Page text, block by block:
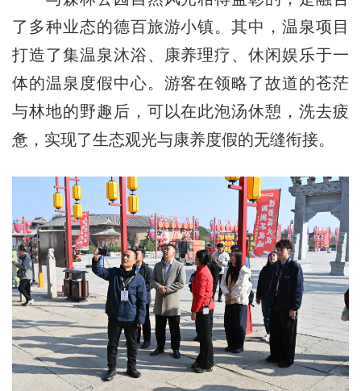
了多种业态的德百旅游小镇。其中，温泉项目
打造了集温泉沐浴、康养理疗、休闲娱乐于一
体的温泉度假中心。游客在领略了故道的苍茫
与林地的野趣后，可以在此泡汤休憩，洗去疲
惫，实现了生态观光与康养度假的无缝衔接。